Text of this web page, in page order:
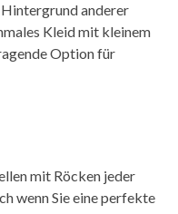
anderer
Kleid mit kleinem
Option für
mit Röcken jeder
wenn Sie eine perfekte